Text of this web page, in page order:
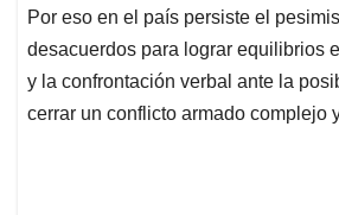
Por eso en el país persiste el
desacuerdos para lograr equilibrios
y la confrontación verbal ante la
cerrar un conflicto armado complejo